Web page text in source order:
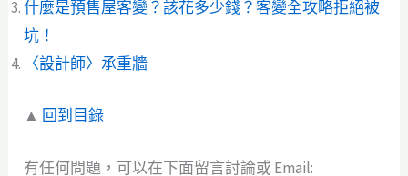
什麼是預售屋客變？該花多少錢？客變全攻略拒絕被
坑！
〈設計師〉承重牆
▲ 回到目錄
有任何問題，可以在下面留言討論或 Email: